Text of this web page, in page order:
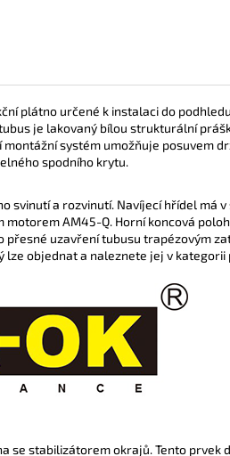
plátno určené k instalaci do
je lakovaný bílou strukturální
montážní systém umožňuje posuvem
spodního krytu.
a rozvinutí. Navíjecí hřídel má
motorem AM45-Q. Horní koncová
uzavření tubusu trapézovým
objednat a naleznete jej v
stabilizátorem okrajů. Tento